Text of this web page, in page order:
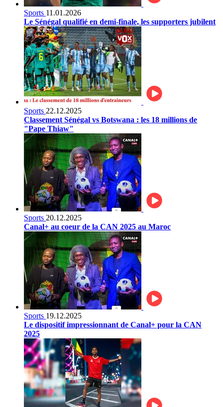
Sports 11.01.2026
Le Sénégal qualifié en demi-finale, les supporters jubilent
Sports 22.12.2025
Classement Sénégal vs Botswana : les 18 millions de
"Pape Thiaw"
Sports 20.12.2025
Canal+ au coeur de la CAN 2025 au Maroc
Sports 19.12.2025
Le dispositif impressionnant de Canal+ pour la CAN
2025